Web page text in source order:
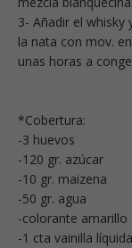
3- Añadir el whisky
la nata con mov.
unas horas a
*Cobertura:
-3 huevos
-120 gr. azúcar
-10 gr. maizena
-50 gr. agua
-colorante amarillo
-1 cta vainilla